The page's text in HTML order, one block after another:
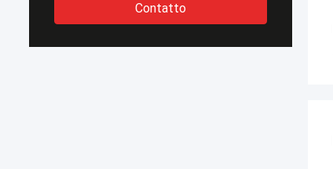
Contatto